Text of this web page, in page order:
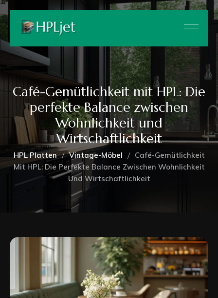
Café-Gemütlichkeit mit HPL: Die
perfekte Balance zwischen
Wohnlichkeit und
Wirtschaftlichkeit
HPL Platten Vintage-Möbel
Café-Gemütlichkeit
Mit HPL: Die Perfekte Balance Zwischen Wohnlichkeit
Und Wirtschaftlichkeit